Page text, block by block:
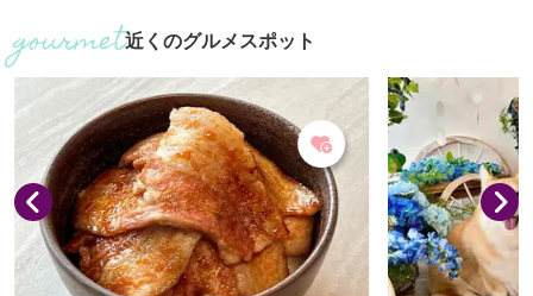
迎賓館として建てられました。
のばら園まつり
催し、ばらのラ
近くのグルメスポット